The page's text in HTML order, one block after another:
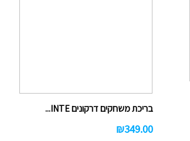
בריכת משחקים דרקונים INTE...
349.00
₪